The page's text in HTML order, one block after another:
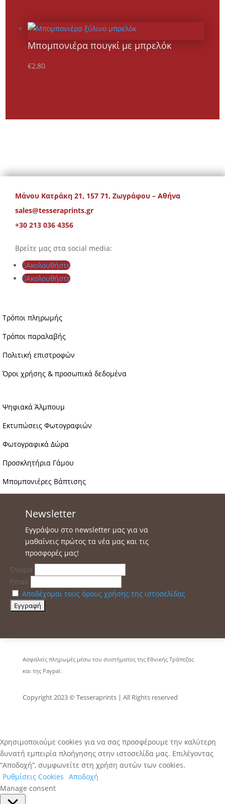
Μπομπονιέρα πουγκί με μπρελόκ
€2,80
Μάνου Κατράκη 21, 157 71, Ζωγράφου – Αθήνα
sales@tesseraprints.gr
+30 213 036 4356
Βρείτε μας στα social media:
Ακολουθήστε
Ακολουθήστε
Τρόποι πληρωμής
Τρόποι παραλαβής
Πολιτική επιστροφών
Όροι χρήσης & προσωπικά δεδομένα
Ψηφιακά Άλμπουμ
Εκτυπώσεις Φωτογραφιών
Φωτογραφικά Δώρα
Προσκλητήρια Γάμου
Μπομπονιέρες Βάπτισης
Newsletter
Εγγράψου στο newsletter μας για να
μαθαίνεις πρώτος τα νέα μας και τις
προσφορές μας!
Όνομα
Email
Αποδέχομαι τους όρους χρήσης της ιστοσελίδας
Ασφαλείς πληρωμές μέσω του συστήματος της Εθνικής Τράπεζας
και της Paypal.
Copyright 2023 © Tesseraprints | All Rights reserved
Χρησιμοποιούμε cookies για να σας προσφέρουμε την καλύτερη
δυνατή εμπειρία πλοήγησης στην ιστοσελίδα μας. Επιλέγοντας
“Αποδοχή”, συμφωνείτε στη χρήση αυτών των cookies.
Ρυθμίσεις Cookies Αποδοχή
Manage consent